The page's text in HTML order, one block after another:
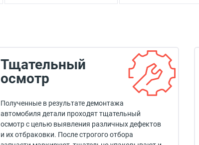
Тщательный
осмотр
Полученные в результате демонтажа
автомобиля детали проходят тщательный
осмотр с целью выявления различных дефектов
и их отбраковки. После строгого отбора